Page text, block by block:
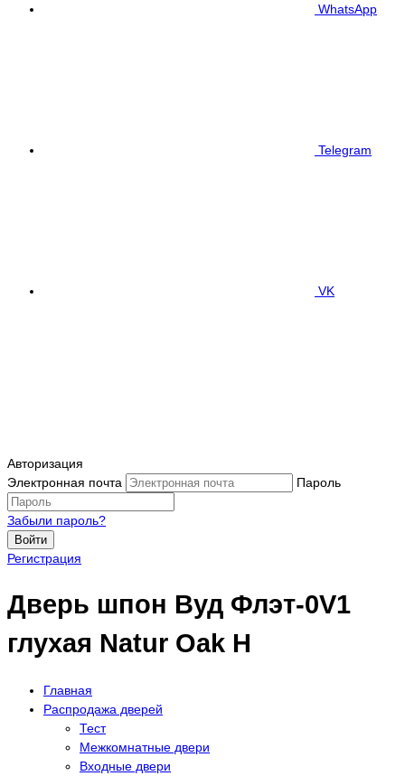
WhatsApp
Telegram
VK
Авторизация
Электронная почта
Пароль
Забыли пароль?
Войти
Регистрация
Дверь шпон Вуд Флэт-0V1
глухая Natur Oak H
Главная
Распродажа дверей
Тест
Межкомнатные двери
Входные двери